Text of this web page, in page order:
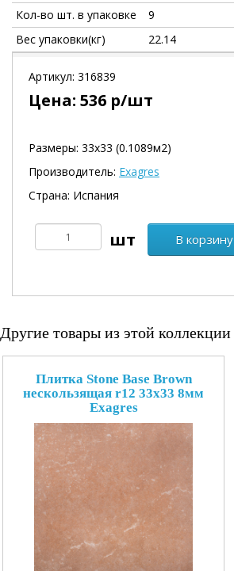
Кол-во шт. в упаковке
9
Вес упаковки(кг)
22.14
Артикул: 316839
Цена: 536 р/шт
Размеры: 33х33 (0.1089м2)
Производитель: Exagres
Страна: Испания
В корзину
Другие товары из этой коллекции
Плитка Stone Base Brown
нескользящая r12 33x33 8мм
Exagres